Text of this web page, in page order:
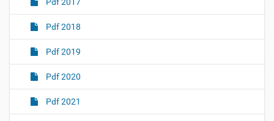
Pdf 2018
Pdf 2019
Pdf 2020
Pdf 2021